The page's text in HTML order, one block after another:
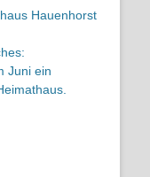
Hauenhorst
Juni ein